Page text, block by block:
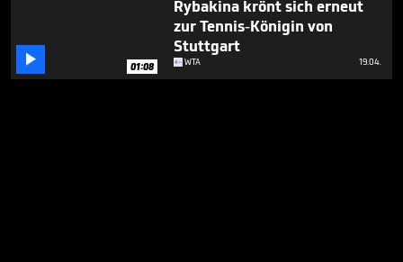
 01:08
Rybakina krönt sich erneut
zur Tennis-Königin von
Stuttgart
WTA 19.04.